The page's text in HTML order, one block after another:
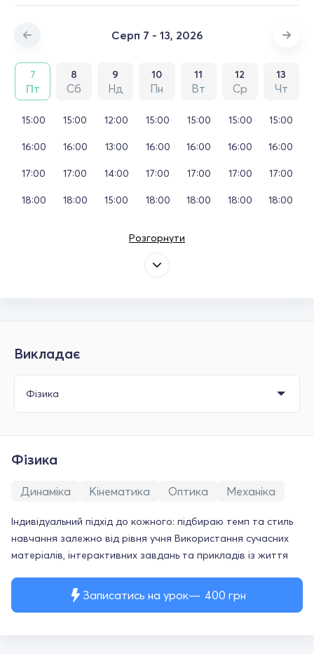
Серп 7 - 13, 2026
7
Пт
8
Сб
9
Нд
10
Пн
11
Вт
12
Ср
13
Чт
15:00
16:00
17:00
18:00
15:00
16:00
17:00
18:00
12:00
13:00
14:00
15:00
15:00
16:00
17:00
18:00
15:00
16:00
17:00
18:00
15:00
16:00
17:00
18:00
15:00
16:00
17:00
18:00
Розгорнути
Викладає
Записатись на урок 400 грн
Фізика
Динаміка Кінематика Оптика Механіка
Індивідуальний підхід до кожного: підбираю темп та стиль
навчання залежно від рівня учня Використання сучасних
матеріалів, інтерактивних завдань та прикладів із життя